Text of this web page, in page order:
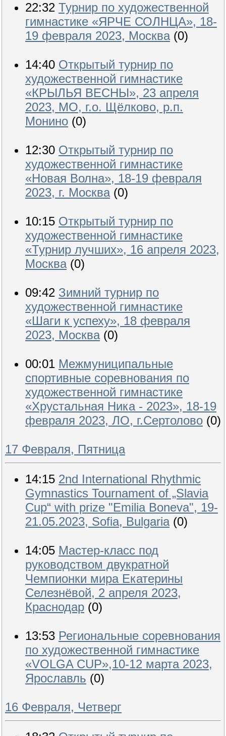
22:32 Турнир по художественной
гимнастике «ЯРЧЕ СОЛНЦА», 18-
19 февраля 2023, Москва (0)
14:40 Открытый турнир по
художественной гимнастике
«КРЫЛЬЯ ВЕСНЫ», 23 апреля
2023, МО, г.о. Щёлково, р.п.
Монино (0)
12:30 Открытый турнир по
художественной гимнастике
«Новая Волна», 18-19 февраля
2023, г. Москва (0)
10:15 Открытый турнир по
художественной гимнастике
«Турнир лучших», 16 апреля 2023,
Москва (0)
09:42 Зимний турнир по
художественной гимнастике
«Шаги к успеху», 18 февраля
2023, Москва (0)
00:01 Межмуниципальные
спортивные соревнования по
художественной гимнастике
«Хрустальная Ника - 2023», 18-19
февраля 2023, ЛО, г.Сертолово (0)
17 Февраля, Пятница
14:15 2nd International Rhythmic
Gymnastics Tournament of „Slavia
Cup“ with prize "Emilia Boneva", 19-
21.05.2023, Sofia, Bulgaria (0)
14:05 Мастер-класс под
руководством двукратной
Чемпионки мира Екатерины
Селезнёвой, 2 апреля 2023,
Краснодар (0)
13:53 Региональные соревнования
по художественной гимнастике
«VOLGA CUP»,10-12 марта 2023,
Ярославль (0)
16 Февраля, Четверг